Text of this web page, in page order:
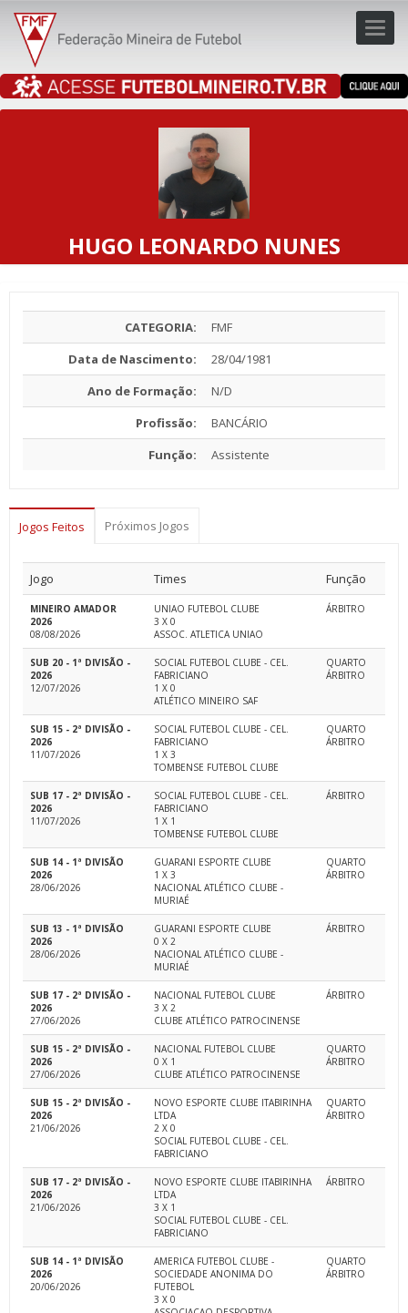
HUGO LEONARDO NUNES
CATEGORIA:
FMF
Data de Nascimento:
28/04/1981
Ano de Formação:
N/D
Profissão:
BANCÁRIO
Função:
Assistente
Jogos Feitos Próximos Jogos
Jogo Times Função
MINEIRO AMADOR
2026
08/08/2026
UNIAO FUTEBOL CLUBE
3 X 0
ASSOC. ATLETICA UNIAO
ÁRBITRO
SUB 20 - 1ª DIVISÃO -
2026
12/07/2026
SOCIAL FUTEBOL CLUBE - CEL.
FABRICIANO
1 X 0
ATLÉTICO MINEIRO SAF
QUARTO
ÁRBITRO
SUB 15 - 2ª DIVISÃO -
2026
11/07/2026
SOCIAL FUTEBOL CLUBE - CEL.
FABRICIANO
1 X 3
TOMBENSE FUTEBOL CLUBE
QUARTO
ÁRBITRO
SUB 17 - 2ª DIVISÃO -
2026
11/07/2026
SOCIAL FUTEBOL CLUBE - CEL.
FABRICIANO
1 X 1
TOMBENSE FUTEBOL CLUBE
ÁRBITRO
SUB 14 - 1ª DIVISÃO
2026
28/06/2026
GUARANI ESPORTE CLUBE
1 X 3
NACIONAL ATLÉTICO CLUBE -
MURIAÉ
QUARTO
ÁRBITRO
SUB 13 - 1ª DIVISÃO
2026
28/06/2026
GUARANI ESPORTE CLUBE
0 X 2
NACIONAL ATLÉTICO CLUBE -
MURIAÉ
ÁRBITRO
SUB 17 - 2ª DIVISÃO -
2026
27/06/2026
NACIONAL FUTEBOL CLUBE
3 X 2
CLUBE ATLÉTICO PATROCINENSE
ÁRBITRO
SUB 15 - 2ª DIVISÃO -
2026
27/06/2026
NACIONAL FUTEBOL CLUBE
0 X 1
CLUBE ATLÉTICO PATROCINENSE
QUARTO
ÁRBITRO
SUB 15 - 2ª DIVISÃO -
2026
21/06/2026
NOVO ESPORTE CLUBE ITABIRINHA
LTDA
2 X 0
SOCIAL FUTEBOL CLUBE - CEL.
FABRICIANO
QUARTO
ÁRBITRO
SUB 17 - 2ª DIVISÃO -
2026
21/06/2026
NOVO ESPORTE CLUBE ITABIRINHA
LTDA
3 X 1
SOCIAL FUTEBOL CLUBE - CEL.
FABRICIANO
ÁRBITRO
SUB 14 - 1ª DIVISÃO
2026
20/06/2026
AMERICA FUTEBOL CLUBE -
SOCIEDADE ANONIMA DO
FUTEBOL
3 X 0
QUARTO
ÁRBITRO